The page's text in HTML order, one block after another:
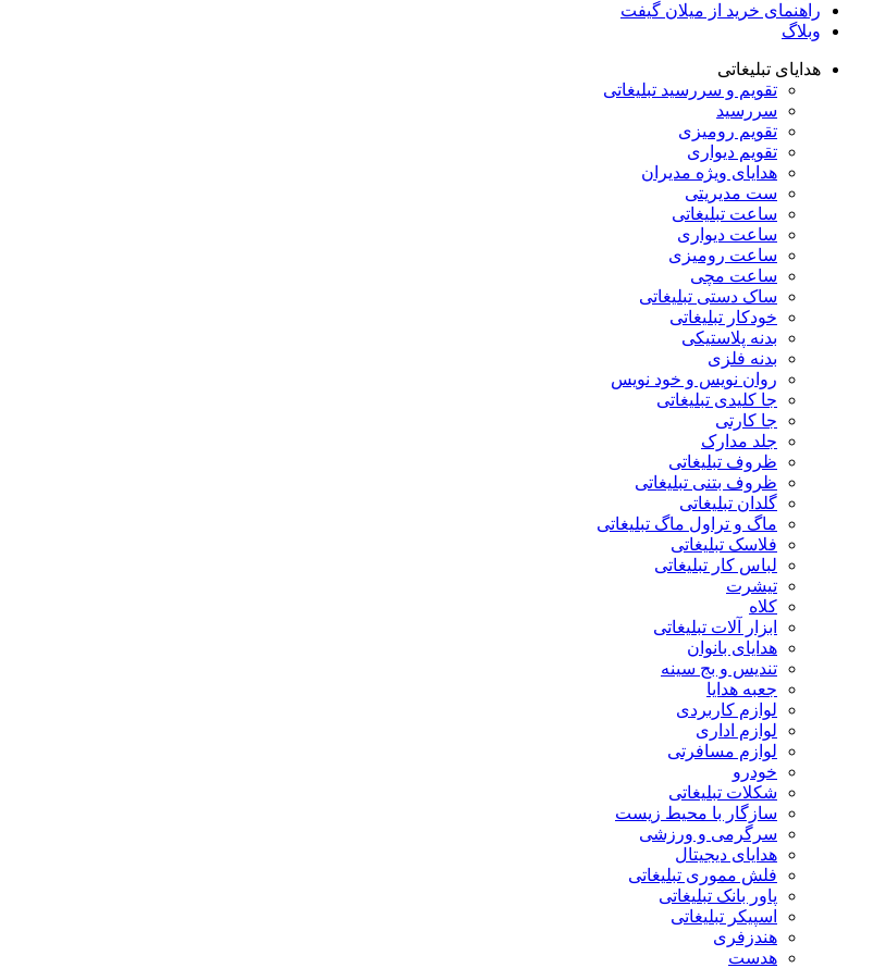
راهنمای خرید از میلان گیفت
وبلاگ
هدایای تبلیغاتی
تقویم و سررسید تبلیغاتی
سررسید
تقویم رومیزی
تقویم دیواری
هدایای ویژه مدیران
ست مدیریتی
ساعت تبلیغاتی
ساعت دیواری
ساعت رومیزی
ساعت مچی
ساک دستی تبلیغاتی
خودکار تبلیغاتی
بدنه پلاستیکی
بدنه فلزی
روان نویس و خود نویس
جا کلیدی تبلیغاتی
جا کارتی
جلد مدارک
ظروف تبلیغاتی
ظروف بتنی تبلیغاتی
گلدان تبلیغاتی
ماگ و تراول ماگ تبلیغاتی
فلاسک تبلیغاتی
لباس کار تبلیغاتی
تیشرت
کلاه
ابزار آلات تبلیغاتی
هدایای بانوان
تندیس و بج سینه
جعبه هدایا
لوازم کاربردی
لوازم اداری
لوازم مسافرتی
خودرو
شکلات تبلیغاتی
سازگار با محیط زیست
سرگرمی و ورزشی
هدایای دیجیتال
فلش مموری تبلیغاتی
پاور بانک تبلیغاتی
اسپیکر تبلیغاتی
هندزفری
هدست